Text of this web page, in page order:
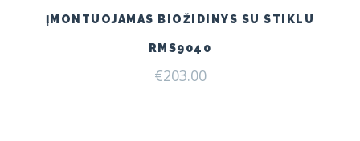
ĮMONTUOJAMAS BIOŽIDINYS SU STIKLU
RMS9040
€203.00